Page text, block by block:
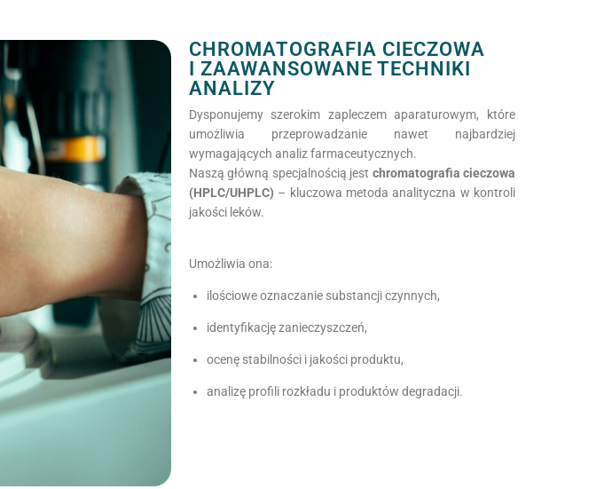
CHROMATOGRAFIA CIECZOWA
I ZAAWANSOWANE TECHNIKI
ANALIZY
Dysponujemy szerokim zapleczem aparaturowym, które
umożliwia przeprowadzanie nawet najbardziej
wymagających analiz farmaceutycznych.
Naszą główną specjalnością jest chromatografia cieczowa
(HPLC/UHPLC) – kluczowa metoda analityczna w kontroli
jakości leków.
Umożliwia ona:
ilościowe oznaczanie substancji czynnych,
identyfikację zanieczyszczeń,
ocenę stabilności i jakości produktu,
analizę profili rozkładu i produktów degradacji.